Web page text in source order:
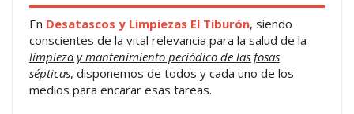
En Desatascos y Limpiezas El Tiburón, siendo
conscientes de la vital relevancia para la salud de la
limpieza y mantenimiento periódico de las fosas
sépticas, disponemos de todos y cada uno de los
medios para encarar esas tareas.